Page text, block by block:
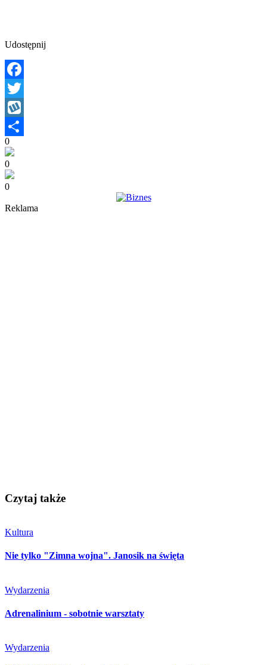
Udostępnij
Facebook
Twitter
Wykop
Share
0
0
0
Reklama
Czytaj także
Kultura
Nie tylko "Zimna wojna". Janosik na święta
Wydarzenia
Adrenalinium - sobotnie warsztaty
Wydarzenia